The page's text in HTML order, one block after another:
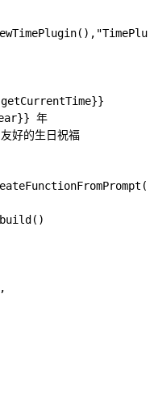
TimePlugin(),
年
好的生日祝福
(
build ()
,